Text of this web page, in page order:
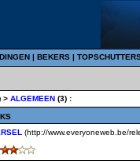
| BEKERS |
> ALGEMEEN (3) :
(http://www.everyoneweb.be/